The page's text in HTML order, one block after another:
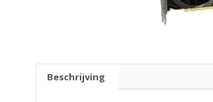
Beschrijving